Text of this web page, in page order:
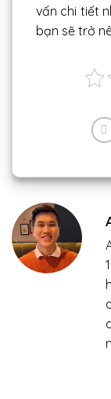
vấn chi tiết
bạn sẽ trở